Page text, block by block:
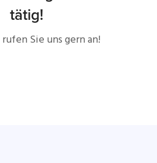
tätig!
Sie uns gern an!